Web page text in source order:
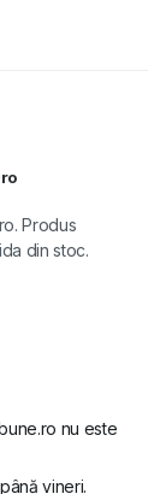
Produs
din stoc.
nu este
vineri.